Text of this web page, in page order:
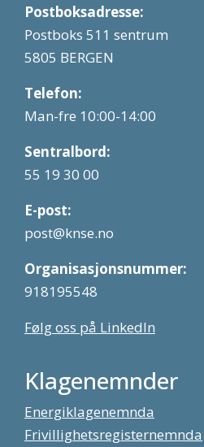
Postboksadresse:
Postboks 511 sentrum
5805 BERGEN
Telefon:
Man-fre 10:00-14:00
Sentralbord:
55 19 30 00
E-post:
post@knse.no
Organisasjonsnummer:
918195548
Følg oss på LinkedIn
Klagenemnder
Energiklagenemnda
Frivillighetsregisternemnda